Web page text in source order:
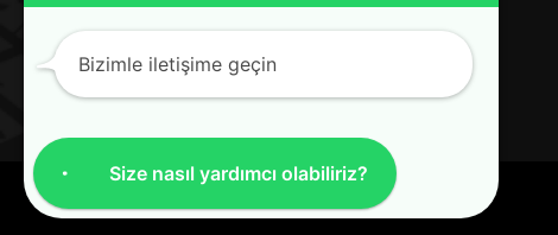
Size nasıl yardımcı olabiliriz?
Bizimle iletişime geçin